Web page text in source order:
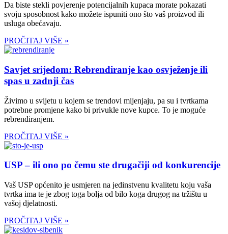
Da biste stekli povjerenje potencijalnih kupaca morate pokazati
svoju sposobnost kako možete ispuniti ono što vaš proizvod ili
usluga obećavaju.
PROČITAJ VIŠE »
Savjet srijedom: Rebrendiranje kao osvježenje ili
spas u zadnji čas
Živimo u svijetu u kojem se trendovi mijenjaju, pa su i tvrtkama
potrebne promjene kako bi privukle nove kupce. To je moguće
rebrendiranjem.
PROČITAJ VIŠE »
USP – ili ono po čemu ste drugačiji od konkurencije
Vaš USP općenito je usmjeren na jedinstvenu kvalitetu koju vaša
tvrtka ima te je zbog toga bolja od bilo koga drugog na tržištu u
vašoj djelatnosti.
PROČITAJ VIŠE »